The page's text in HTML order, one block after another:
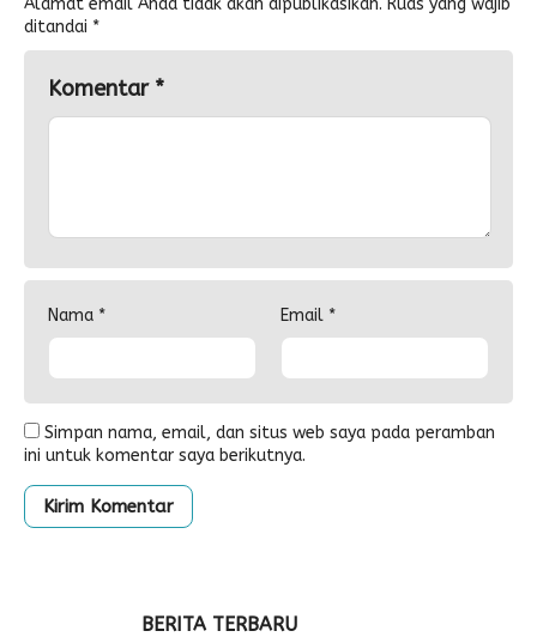
Alamat email Anda tidak akan dipublikasikan. Ruas yang wajib
ditandai *
Komentar *
Nama * Email *
Simpan nama, email, dan situs web saya pada peramban
ini untuk komentar saya berikutnya.
BERITA TERBARU